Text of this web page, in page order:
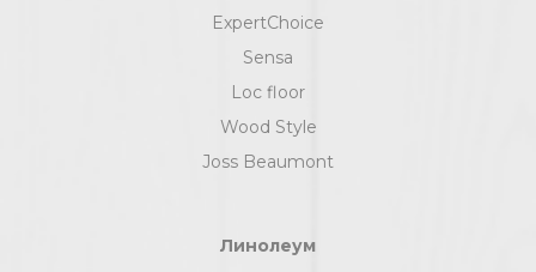
ExpertChoice
Sensa
Loc floor
Wood Style
Joss Beaumont
Линолеум